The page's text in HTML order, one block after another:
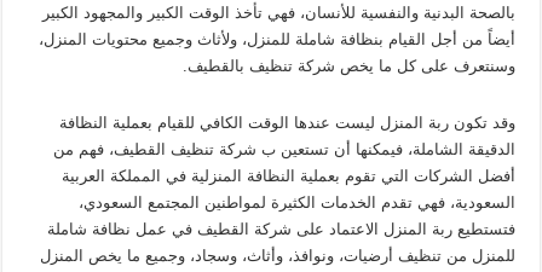
بالصحة البدنية والنفسية للأنسان، فهي تأخذ الوقت الكبير والمجهود الكبير
أيضاً من أجل القيام بنظافة شاملة للمنزل، ولأثاث وجميع محتويات المنزل،
وسنتعرف على كل ما يخص شركة تنظيف بالقطيف.
وقد تكون ربة المنزل ليست عندها الوقت الكافي للقيام بعملية النظافة
الدقيقة الشاملة، فيمكنها أن تستعين ب شركة تنظيف القطيف، فهم من
أفضل الشركات التي تقوم بعملية النظافة المنزلية في المملكة العربية
السعودية، فهي تقدم الخدمات الكثيرة لمواطنين المجتمع السعودي،
فتستطيع ربة المنزل الاعتماد على شركة القطيف في عمل نظافة شاملة
للمنزل من تنظيف أرضيات، ونوافذ، وأثاث، وسجاد، وجميع ما يخص المنزل